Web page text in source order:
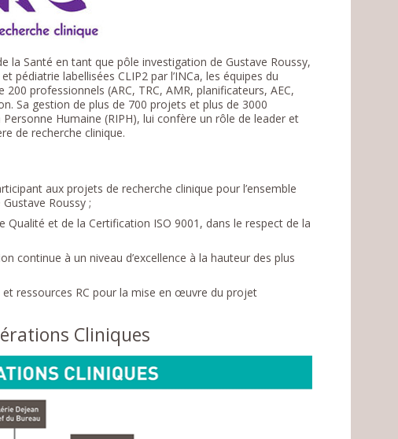
la Santé en tant que pôle investigation de Gustave Roussy,
pédiatrie labellisées CLIP2 par l’INCa, les équipes du
professionnels (ARC, TRC, AMR, planificateurs, AEC,
Sa gestion de plus de 700 projets et plus de 3000
Humaine (RIPH), lui confère un rôle de leader et
de recherche clinique.
aux projets de recherche clinique pour l’ensemble
Roussy ;
et de la Certification ISO 9001, dans le respect de la
continue à un niveau d’excellence à la hauteur des plus
et ressources RC pour la mise en œuvre du projet
Cliniques